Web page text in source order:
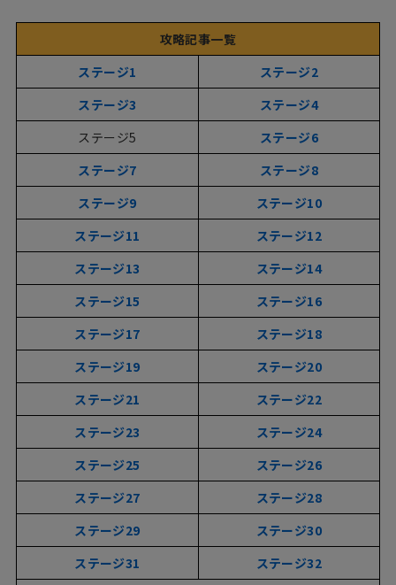
攻略記事一覧
ステージ1
ステージ2
ステージ3
ステージ4
ステージ5
ステージ6
ステージ7
ステージ8
ステージ9
ステージ10
ステージ11
ステージ12
ステージ13
ステージ14
ステージ15
ステージ16
ステージ17
ステージ18
ステージ19
ステージ20
ステージ21
ステージ22
ステージ23
ステージ24
ステージ25
ステージ26
ステージ27
ステージ28
ステージ29
ステージ30
ステージ31
ステージ32